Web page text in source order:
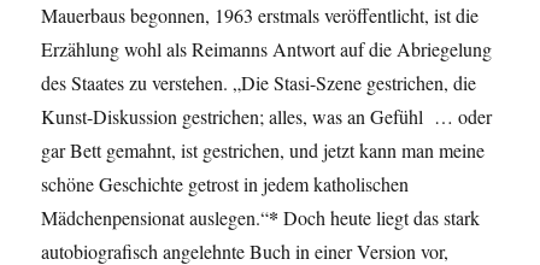
Mauerbaus begonnen, 1963 erstmals veröffentlicht, ist die
Erzählung wohl als Reimanns Antwort auf die Abriegelung
des Staates zu verstehen. „Die Stasi-Szene gestrichen, die
Kunst-Diskussion gestrichen; alles, was an Gefühl … oder
gar Bett gemahnt, ist gestrichen, und jetzt kann man meine
schöne Geschichte getrost in jedem katholischen
Mädchenpensionat auslegen.“* Doch heute liegt das stark
autobiografisch angelehnte Buch in einer Version vor,